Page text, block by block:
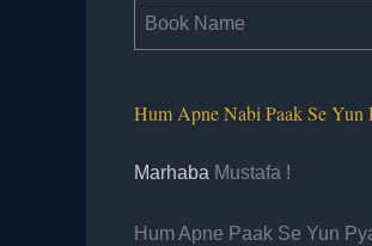
Book Name
Hum Apne Nabi Paak Se Yun
Marhaba Mustafa !
Hum Apne Paak Se Yun